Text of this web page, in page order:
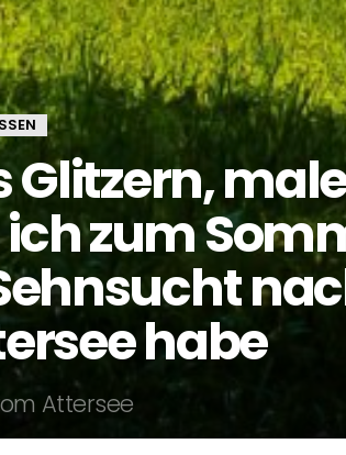
Glitzern,
zum
habe
Attersee